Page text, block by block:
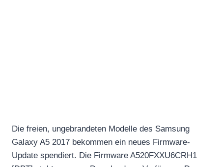
Die freien, ungebrandeten Modelle des Samsung
Galaxy A5 2017 bekommen ein neues Firmware-
Update spendiert. Die Firmware A520FXXU6CRH1